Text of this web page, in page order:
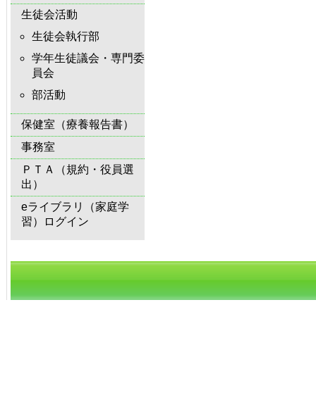
生徒会活動
生徒会執行部
学年生徒議会・専門委
員会
部活動
保健室（療養報告書）
事務室
ＰＴＡ（規約・役員選
出）
eライブラリ（家庭学
習）ログイン